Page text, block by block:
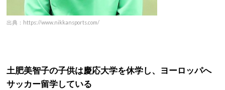
出典：https://www.nikkansports.com/
土肥美智子の子供は慶応大学を休学し、ヨーロッパへ
サッカー留学している